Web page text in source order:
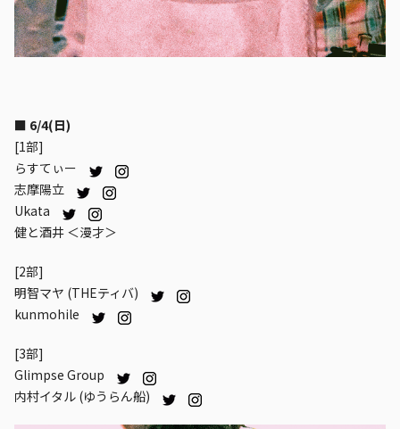
■ 6/4(日)
[1部]
らすてぃー
志摩陽立
Ukata
健と酒井 ＜漫才＞
[2部]
明智マヤ (THEティバ)
kunmohile
[3部]
Glimpse Group
内村イタル (ゆうらん船)